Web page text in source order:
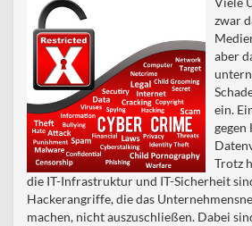
zwar
aber
ein.
gegen
Trotz
die IT-Infrastruktur und IT-Sicherheit
Hackerangriffe, die das
machen, nicht auszuschließen. Dabei